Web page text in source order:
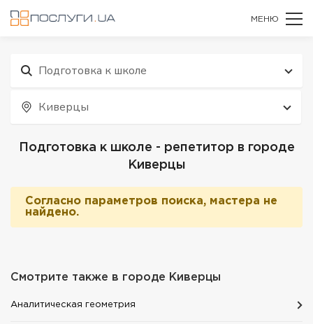
МЕНЮ
Подготовка к школе
Киверцы
Подготовка к школе - репетитор в городе
Киверцы
Согласно параметров поиска, мастера не
найдено.
Смотрите также в городе Киверцы
Aналитическая геометрия